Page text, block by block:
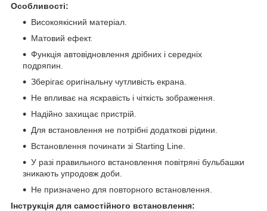
Особливості:
Високоякісний матеріал.
Матовий ефект.
Функція автовідновлення дрібних і середніх
подряпин.
Зберігає оригінальну чутливість екрана.
Не впливає на яскравість і чіткість зображення.
Надійно захищає пристрій.
Для встановлення не потрібні додаткові рідини.
Встановлення починати зі Starting Line.
У разі правильного встановлення повітряні бульбашки
зникають упродовж доби.
Не призначено для повторного встановлення.
Інструкція для самостійного встановлення: